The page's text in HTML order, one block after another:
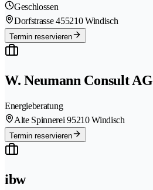
Geschlossen
Dorfstrasse 455210 Windisch
Termin reservieren
W. Neumann Consult AG
Energieberatung
Alte Spinnerei 95210 Windisch
Termin reservieren
ibw